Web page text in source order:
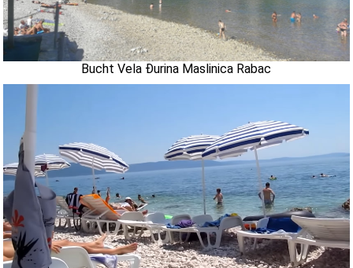
Bucht Vela Đurina Maslinica Rabac